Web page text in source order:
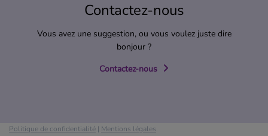
Contactez-nous
Vous avez une suggestion, ou vous voulez juste dire
bonjour ?
Contactez-nous
Politique de confidentialité | Mentions légales